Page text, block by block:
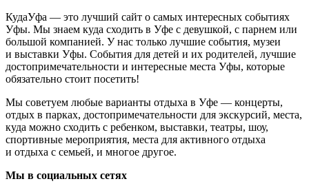
КудаУфа — это лучший сайт о самых интересных событиях
Уфы. Мы знаем куда сходить в Уфе с девушкой, с парнем или
большой компанией. У нас только лучшие события, музеи
и выставки Уфы. События для детей и их родителей, лучшие
достопримечательности и интересные места Уфы, которые
обязательно стоит посетить!
Мы советуем любые варианты отдыха в Уфе — концерты,
отдых в парках, достопримечательности для экскурсий, места,
куда можно сходить с ребенком, выставки, театры, шоу,
спортивные мероприятия, места для активного отдыха
и отдыха с семьей, и многое другое.
Мы в социальных сетях